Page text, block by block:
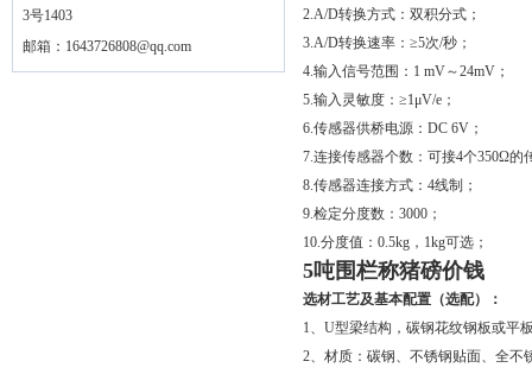
3号1403
邮箱： 1643726808@qq.com
2.A/D转换方式：双积分式；
3.A/D转换速率：≥5次/秒；
4.输入信号范围：1 mV～24mV；
5.输入灵敏度：≥1μV/e；
6.传感器供桥电源：DC 6V；
7.连接传感器个数：可接4个350Ω的
8.传感器连接方式：4线制；
9.检定分度数：3000；
10.分度值：0.5kg，1kg可选；
5吨围栏称猪磅价钱
选材工艺及基本配置（选配）：
1、U型梁结构，碳钢花纹钢板或平
2、材质：碳钢、不锈钢贴面、全不